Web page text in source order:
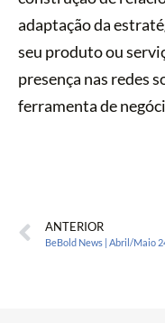
adaptação da
seu produto ou
presença nas redes
ferramenta de
ANTERIOR
BeBold News | Abril/Maio